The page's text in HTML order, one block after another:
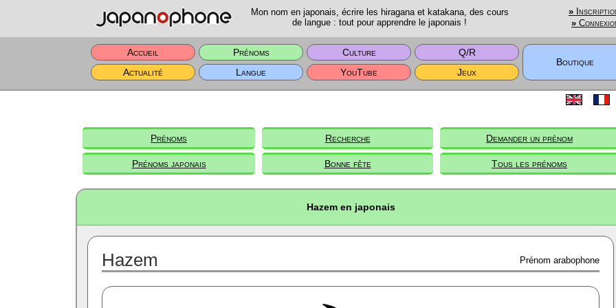
Mon nom en japonais, écrire les hiragana et katakana, des cours
de langue : tout pour apprendre le japonais !
»
»
Accueil Prénoms Culture
Q/R
Boutique
Actualité
Langue YouTube Jeux
Prénoms Recherche Demander un prénom
Prénoms japonais Bonne fête Tous les prénoms
Hazem en japonais
Hazem Prénom arabophone